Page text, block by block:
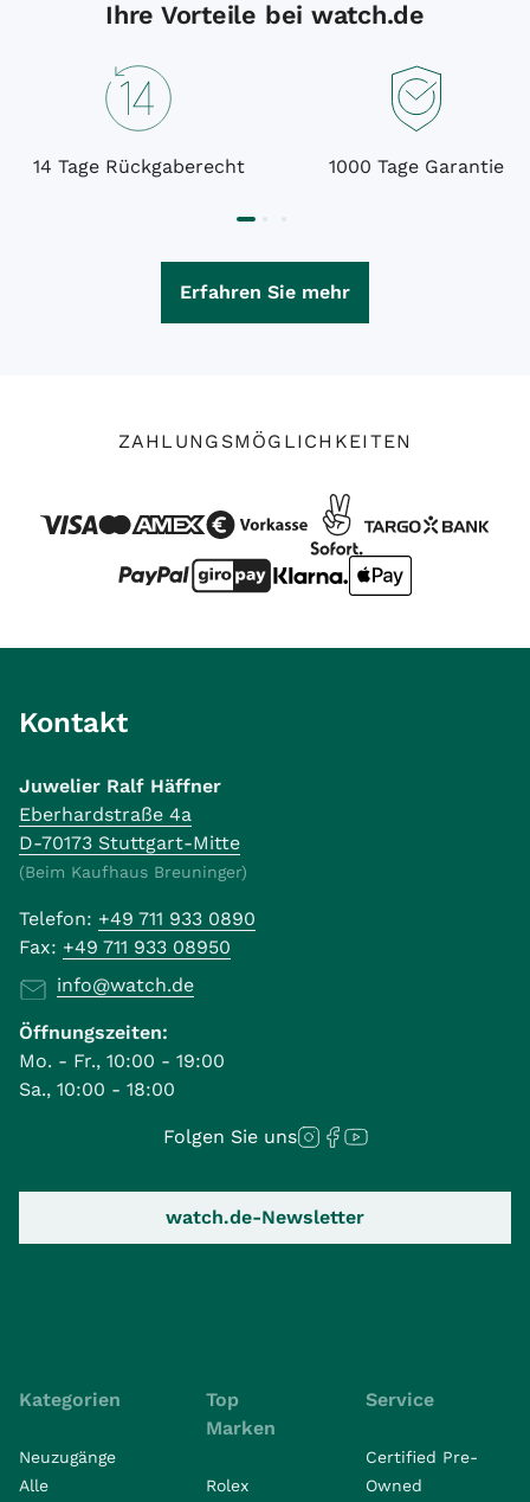
Ihre Vorteile bei watch.de
14 Tage Rückgaberecht 1000 Tage Garantie
Erfahren Sie mehr
ZAHLUNGSMÖGLICHKEITEN
Kontakt
Juwelier Ralf Häffner
Eberhardstraße 4a
D-70173 Stuttgart-Mitte
(Beim Kaufhaus Breuninger)
Telefon: +49 711 933 0890
Fax: +49 711 933 08950
info@watch.de
Öffnungszeiten:
Mo. - Fr., 10:00 - 19:00
Sa., 10:00 - 18:00
Folgen Sie uns
watch.de-Newsletter
Kategorien
Neuzugänge
Alle
Top
Marken
Rolex
Service
Certified Pre-
Owned